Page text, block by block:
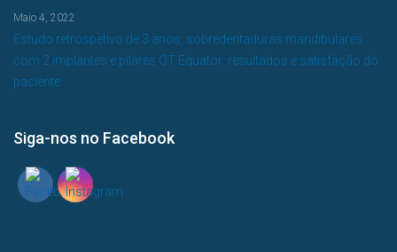
Estudo retrospetivo de 3 anos, sobredentaduras mandibulares
com 2 implantes e pilares OT Equator: resultados e satisfação do
paciente
Maio 4, 2022
Siga-nos no Facebook